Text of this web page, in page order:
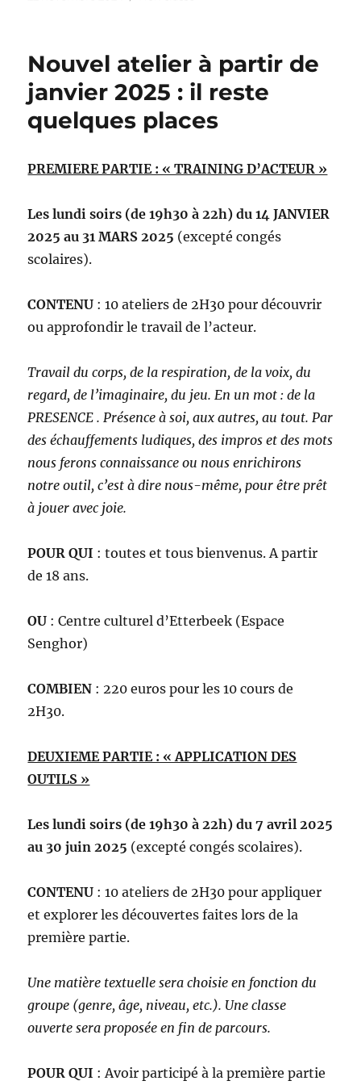
Nouvel atelier à partir de
janvier 2025 : il reste
quelques places
PREMIERE PARTIE : « TRAINING D’ACTEUR »
Les lundi soirs (de 19h30 à 22h) du 14 JANVIER
2025 au 31 MARS 2025 (excepté congés
scolaires).
CONTENU : 10 ateliers de 2H30 pour découvrir
ou approfondir le travail de l’acteur.
Travail du corps, de la respiration, de la voix, du
regard, de l’imaginaire, du jeu. En un mot : de la
PRESENCE . Présence à soi, aux autres, au tout. Par
des échauffements ludiques, des impros et des mots
nous ferons connaissance ou nous enrichirons
notre outil, c’est à dire nous-même, pour être prêt
à jouer avec joie.
POUR QUI : toutes et tous bienvenus. A partir
de 18 ans.
OU : Centre culturel d’Etterbeek (Espace
Senghor)
COMBIEN : 220 euros pour les 10 cours de
2H30.
DEUXIEME PARTIE : « APPLICATION DES
OUTILS »
Les lundi soirs (de 19h30 à 22h) du 7 avril 2025
au 30 juin 2025 (excepté congés scolaires).
CONTENU : 10 ateliers de 2H30 pour appliquer
et explorer les découvertes faites lors de la
première partie.
Une matière textuelle sera choisie en fonction du
groupe (genre, âge, niveau, etc.). Une classe
ouverte sera proposée en fin de parcours.
POUR QUI : Avoir participé à la première partie